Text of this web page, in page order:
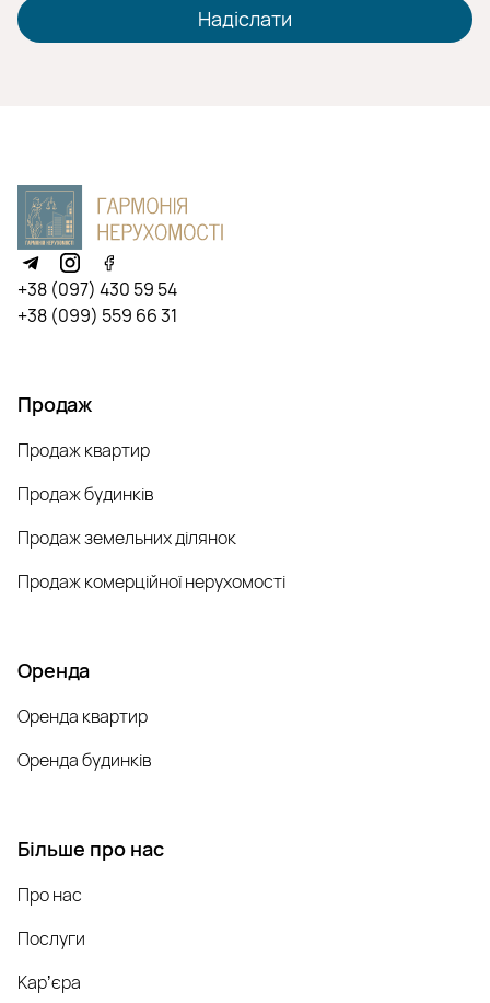
+38 (097) 430 59 54
+38 (099) 559 66 31
Продаж
Продаж квартир
Продаж будинків
Продаж земельних ділянок
Продаж комерційної нерухомості
Оренда
Оренда квартир
Оренда будинків
Більше про нас
Про нас
Послуги
Карʼєра